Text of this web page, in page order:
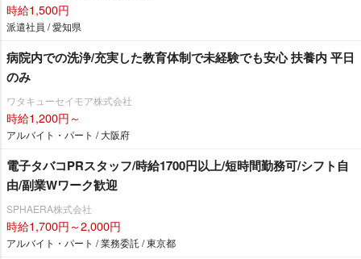
時給1,500円
派遣社員 / 愛知県
病院内での洗浄/充実した教育体制で未経験でも安心 扶養内 平日
のみ
ワタキューセイモア株式会社
時給1,200円～
アルバイト・パート / 大阪府
電子タバコPRスタッフ/時給1700円以上/短時間勤務可/シフト自
由/副業Wワーク歓迎
SPHAERA株式会社
時給1,700円～2,000円
アルバイト・パート / 業務委託 / 東京都